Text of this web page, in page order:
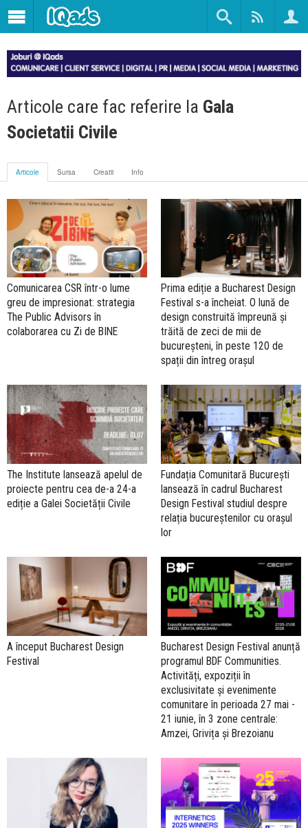
Articole care fac referire la Gala
Societatii Civile
Articole Sursa Creatii Info
Comunicarea CSR într-o lume
greu de impresionat: strategia
The Public Advisors în
colaborarea cu Zi de BINE
Prima ediție a Bucharest Design
Festival s-a încheiat. O lună de
design construită împreună și
trăită de zeci de mii de
bucureșteni, în peste 120 de
spații din întreg orașul
The Institute lansează apelul de
proiecte pentru cea de-a 24-a
ediție a Galei Societății Civile
Fundația Comunitară București
lansează în cadrul Bucharest
Design Festival studiul despre
relația bucureștenilor cu orașul
lor
A început Bucharest Design
Festival
Bucharest Design Festival anunță
programul BDF Communities.
Activități, expoziții în
exclusivitate şi evenimente
comunitare în perioada 27 mai -
21 iunie, în 3 zone centrale:
Amzei, Grivița și Brezoianu